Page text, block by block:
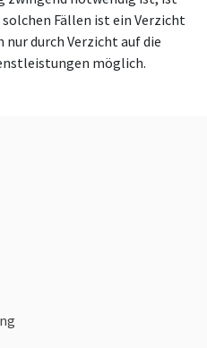
Fällen ist ein Verzicht
durch Verzicht auf die
möglich.